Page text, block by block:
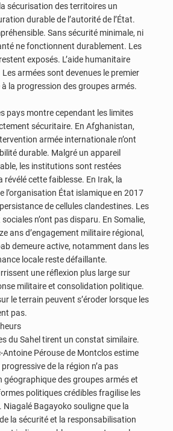
sécurisation des territoires un
durable de l’autorité de l’État.
Sans sécurité minimale, ni
ne fonctionnent durablement. Les
exposés. L’aide humanitaire
armées sont devenues le premier
la progression des groupes armés.
pays montre cependant les limites
sécuritaire. En Afghanistan,
armée internationale n’ont
durable. Malgré un appareil
les institutions sont restées
révélé cette faiblesse. En Irak, la
l’organisation État islamique en 2017
de cellules clandestines. Les
n’ont pas disparu. En Somalie,
ans d’engagement militaire régional,
demeure active, notamment dans les
locale reste défaillante.
une réflexion plus large sur
militaire et consolidation politique.
le terrain peuvent s’éroder lorsque les
pas.
du Sahel tirent un constat similaire.
Pérouse de Montclos estime
de la région n’a pas
géographique des groupes armés et
politiques crédibles fragilise les
Niagalé Bagayoko souligne que la
la sécurité et la responsabilisation